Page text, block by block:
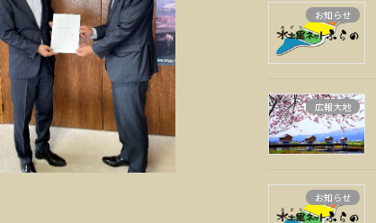
お知らせ
広報大地
お知らせ